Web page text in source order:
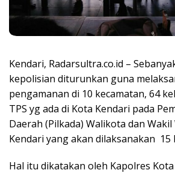
Kendari, Radarsultra.co.id –
kepolisian diturunkan guna
pengamanan di 10 kecamatan, 64
TPS yg ada di Kota Kendari pada
Daerah (Pilkada) Walikota dan
Kendari yang akan dilaksanakan 15
Hal itu dikatakan oleh Kapolres Kota